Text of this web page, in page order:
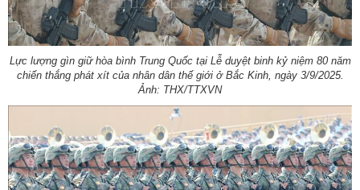
Lực lượng gìn giữ hòa bình Trung Quốc tại Lễ duyệt binh kỷ niệm 80 năm
chiến thắng phát xít của nhân dân thế giới ở Bắc Kinh, ngày 3/9/2025.
Ảnh: THX/TTXVN